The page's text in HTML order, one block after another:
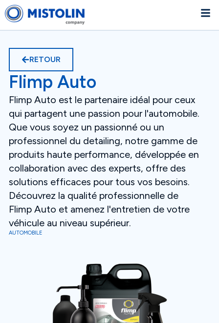
RETOUR
Flimp Auto
Flimp Auto est le partenaire idéal pour ceux
qui partagent une passion pour l'automobile.
Que vous soyez un passionné ou un
professionnel du detailing, notre gamme de
produits haute performance, développée en
collaboration avec des experts, offre des
solutions efficaces pour tous vos besoins.
Découvrez la qualité professionnelle de
Flimp Auto et amenez l'entretien de votre
véhicule au niveau supérieur.
AUTOMOBILE